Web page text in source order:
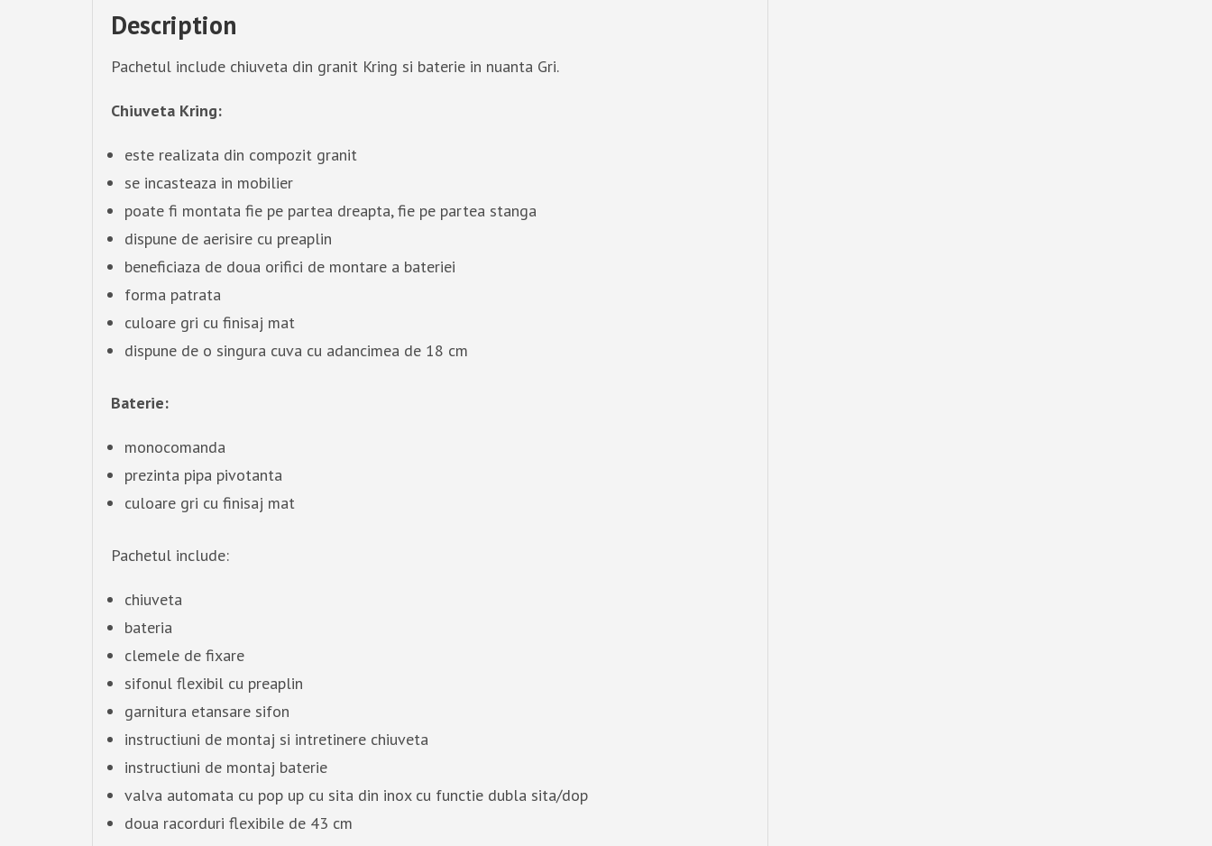
Description
Pachetul include chiuveta din granit Kring si baterie in nuanta Gri.
Chiuveta Kring:
este realizata din compozit granit
se incasteaza in mobilier
poate fi montata fie pe partea dreapta, fie pe partea stanga
dispune de aerisire cu preaplin
beneficiaza de doua orifici de montare a bateriei
forma patrata
culoare gri cu finisaj mat
dispune de o singura cuva cu adancimea de 18 cm
Baterie:
monocomanda
prezinta pipa pivotanta
culoare gri cu finisaj mat
Pachetul include:
chiuveta
bateria
clemele de fixare
sifonul flexibil cu preaplin
garnitura etansare sifon
instructiuni de montaj si intretinere chiuveta
instructiuni de montaj baterie
valva automata cu pop up cu sita din inox cu functie dubla sita/dop
doua racorduri flexibile de 43 cm